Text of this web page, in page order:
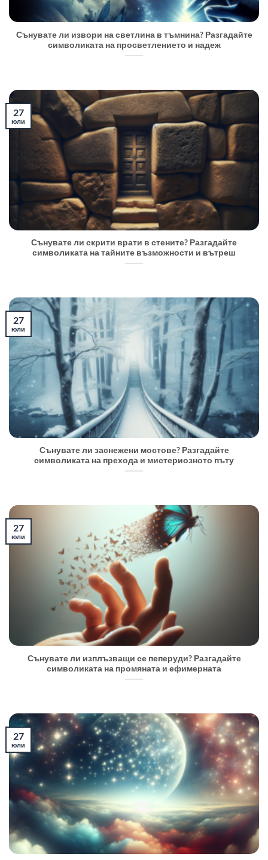
Сънувате ли извори на светлина в тъмнина? Разгадайте
символиката на просветлението и надеж
Сънувате ли скрити врати в стените? Разгадайте
символиката на тайните възможности и вътреш
27
юли
Сънувате ли заснежени мостове? Разгадайте
символиката на прехода и мистериозното пъту
27
юли
Сънувате ли изплъзващи се пеперуди? Разгадайте
символиката на промяната и ефимерната
27
юли
27
юли